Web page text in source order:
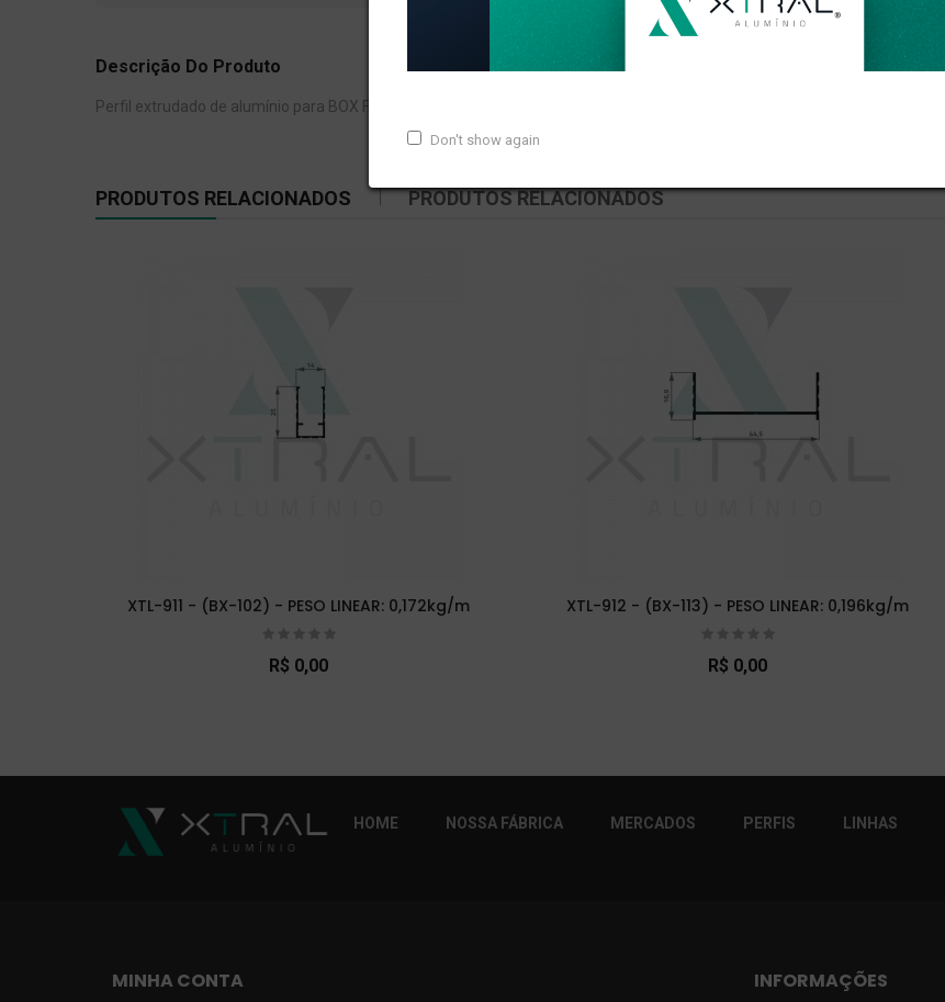
Don't show again
Descrição Do Produto
Perfil extrudado de alumínio para BOX FRIZADO, com peso linear de 0,298kg/m.
PRODUTOS RELACIONADOS PRODUTOS RELACIONADOS
XTL-911 - (BX-102) - PESO LINEAR: 0,172kg/m
R$ 0,00
XTL-912 - (BX-113) - PESO LINEAR: 0,196kg/m
R$ 0,00
HOME NOSSA FÁBRICA MERCADOS PERFIS LINHAS
MINHA CONTA INFORMAÇÕES